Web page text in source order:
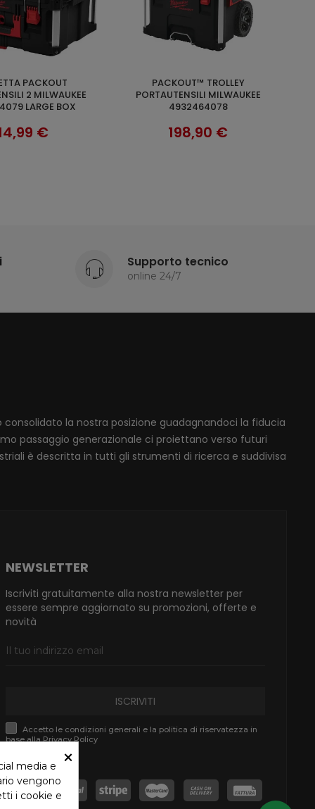
SCOPRI
2 MILWAUKEE
LARGE BOX
€
AGGIUNGI AL CARRELLO
PACKOUT™ TROLLEY
PORTAUTENSILI MILWAUKEE
4932464078
198,90 €
Supporto tecnico
online 24/7
la nostra posizione guadagnandoci la fiducia
passaggio generazionale ci proiettano verso futuri
è descritta in tutti gli strumenti di ricerca e suddivisa
NEWSLETTER
Iscriviti gratuitamente alla nostra newsletter per
essere sempre aggiornato su promozioni, offerte e
novità
ISCRIVITI
Accetto le condizioni generali e la politica di riservatezza in
base alla Privacy Policy
×
media e
vengono
i cookie e